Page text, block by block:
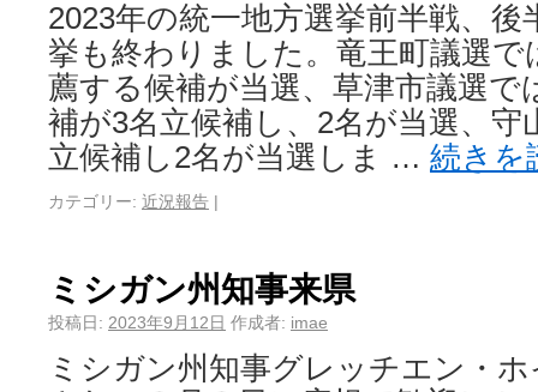
2023年の統一地方選挙前半戦、
挙も終わりました。竜王町議選で
薦する候補が当選、草津市議選で
補が3名立候補し、2名が当選、守
立候補し2名が当選しま … 続きを
カテゴリー: 近況報告 |
ミシガン州知事来県
投稿日: 2023年9月12日 作成者: imae
ミシガン州知事グレッチエン・